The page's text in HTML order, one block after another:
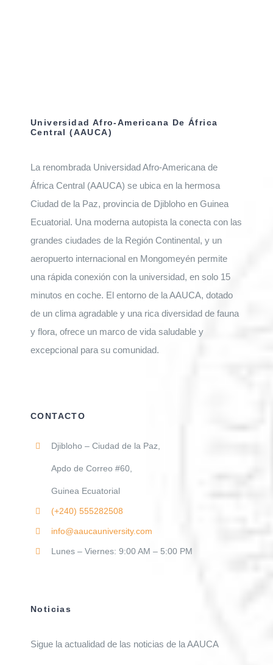
Universidad Afro-Americana De África
Central (AAUCA)
La renombrada Universidad Afro-Americana de
África Central (AAUCA) se ubica en la hermosa
Ciudad de la Paz, provincia de Djibloho en Guinea
Ecuatorial. Una moderna autopista la conecta con las
grandes ciudades de la Región Continental, y un
aeropuerto internacional en Mongomeyén permite
una rápida conexión con la universidad, en solo 15
minutos en coche. El entorno de la AAUCA, dotado
de un clima agradable y una rica diversidad de fauna
y flora, ofrece un marco de vida saludable y
excepcional para su comunidad.
CONTACTO
Djibloho – Ciudad de la Paz,
Apdo de Correo #60,
Guinea Ecuatorial
(+240) 555282508
info@aaucauniversity.com
Lunes – Viernes: 9:00 AM – 5:00 PM
Noticias
Sigue la actualidad de las noticias de la AAUCA